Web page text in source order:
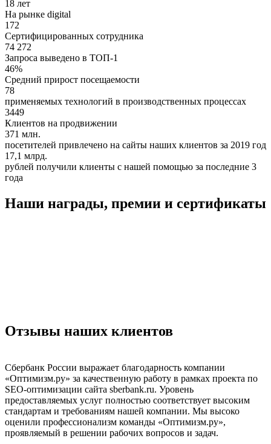
18 лет
На рынке digital
172
Сертифицированных сотрудника
74 272
Запроса выведено в ТОП-1
46%
Средний прирост посещаемости
78
применяемых технологий в производственных процессах
3449
Клиентов на продвижении
371 млн.
посетителей привлечено на сайты наших клиентов за 2019 год
17,1 млрд.
рублей получили клиенты с нашей помощью за последние 3
года
Наши награды, премии и сертификаты
Отзывы наших клиентов
Сбербанк России выражает благодарность компании
«Оптимизм.ру» за качественную работу в рамках проекта по
SEO-оптимизации сайта sberbank.ru. Уровень
предоставляемых услуг полностью соответствует высоким
стандартам и требованиям нашей компании. Мы высоко
оценили профессионализм команды «Оптимизм.ру»,
проявляемый в решении рабочих вопросов и задач.